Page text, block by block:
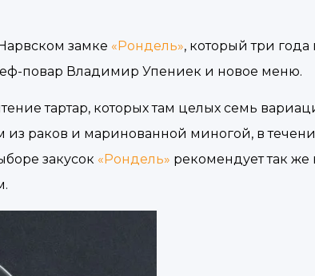
замке «Рондель», который три
повар Владимир Упениек и новое меню.
тартар, которых там целых семь
из раков и маринованной миногой, в
закусок «Рондель» рекомендует так